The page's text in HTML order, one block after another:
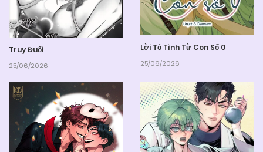
Truy Đuổi
25/06/2026
Lời Tỏ Tình Từ Con Số 0
25/06/2026